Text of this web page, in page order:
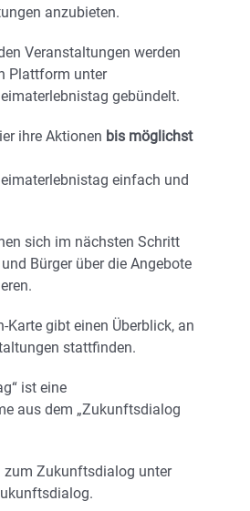
anzubieten.
Veranstaltungen werden
Plattform unter
gebündelt.
ihre Aktionen bis möglichst
einfach und
sich im nächsten Schritt
Bürger über die Angebote
Karte gibt einen Überblick, an
stattfinden.
ist eine
aus dem „Zukunftsdialog
zum Zukunftsdialog unter